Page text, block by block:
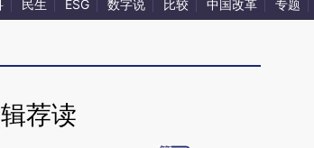
民生 ESG 数字说 比较 中国改革 专题
荐读